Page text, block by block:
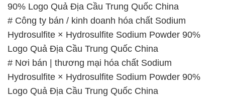
90% Logo Quả Địa Cầu Trung Quốc China
# Công ty bán / kinh doanh hóa chất Sodium
Hydrosulfite × Hydrosulfite Sodium Powder 90%
Logo Quả Địa Cầu Trung Quốc China
# Nơi bán | thương mại hóa chất Sodium
Hydrosulfite × Hydrosulfite Sodium Powder 90%
Logo Quả Địa Cầu Trung Quốc China